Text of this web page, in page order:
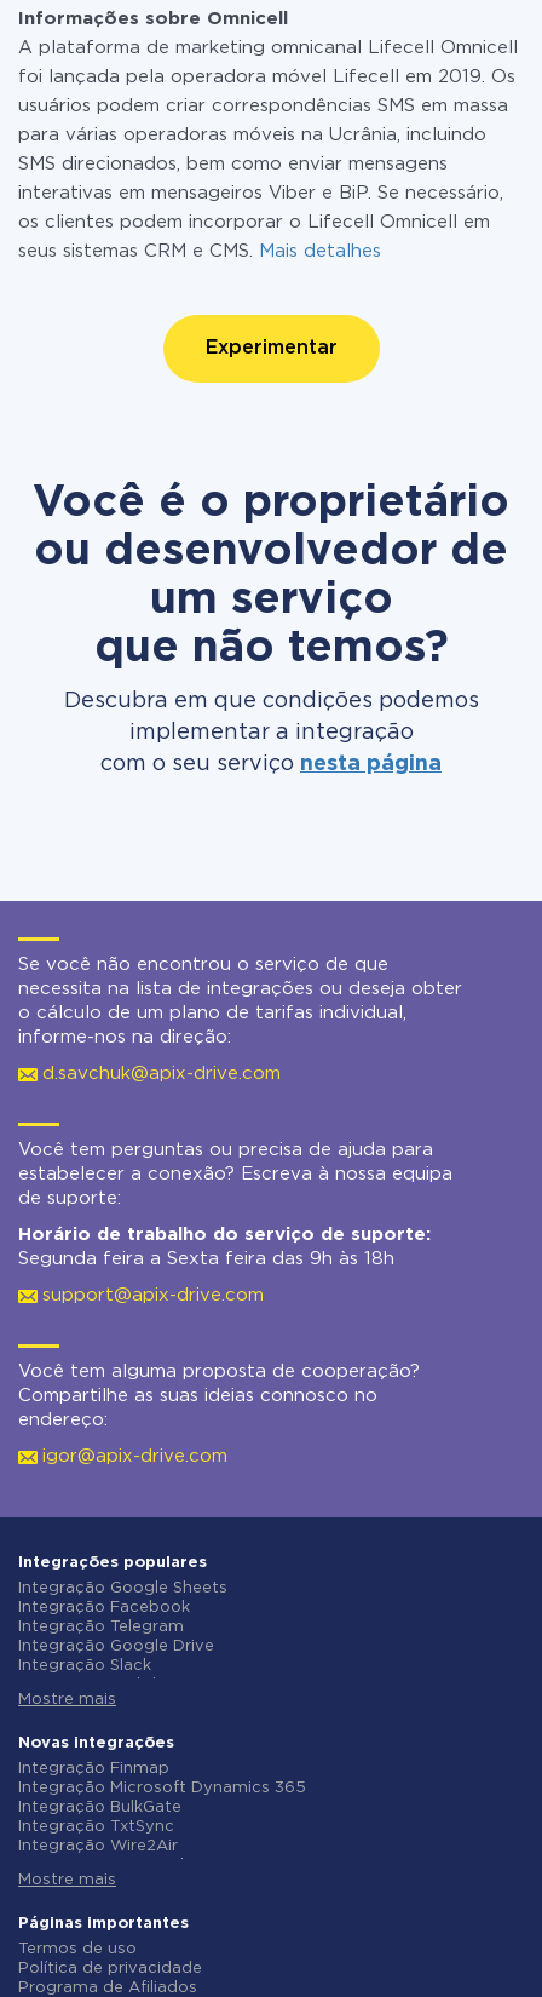
Informações sobre Omnicell
A plataforma de marketing omnicanal Lifecell Omnicell
foi lançada pela operadora móvel Lifecell em 2019. Os
usuários podem criar correspondências SMS em massa
para várias operadoras móveis na Ucrânia, incluindo
SMS direcionados, bem como enviar mensagens
interativas em mensageiros Viber e BiP. Se necessário,
os clientes podem incorporar o Lifecell Omnicell em
seus sistemas CRM e CMS.
Mais detalhes
Experimentar
Você é o proprietário
ou desenvolvedor de
um serviço
que não temos?
Descubra em que condições podemos
implementar a integração
com o seu serviço nesta página
Se você não encontrou o serviço de que
necessita na lista de integrações ou deseja obter
o cálculo de um plano de tarifas individual,
informe-nos na direção:
d.savchuk@apix-drive.com
Você tem perguntas ou precisa de ajuda para
estabelecer a conexão? Escreva à nossa equipa
de suporte:
Horário de trabalho do serviço de suporte:
Segunda feira a Sexta feira das 9h às 18h
support@apix-drive.com
Você tem alguma proposta de cooperação?
Compartilhe as suas ideias connosco no
endereço:
igor@apix-drive.com
Integrações populares
Integração Google Sheets
Integração Facebook
Integração Telegram
Integração Google Drive
Integração Slack
Integração Gmail
Integração ClickUp
Integração Airtable
Integração Google Contacts
Integração OpenAI (ChatGPT)
Integração Instagram
Integração ActiveCampaign
Integração Typeform
Integração Salesforce CRM
Integração Notion
Integração AWeber
Integração Asana
Mostre mais
Novas integrações
Integração Finmap
Integração Microsoft Dynamics 365
Integração BulkGate
Integração TxtSync
Integração Wire2Air
Integração Infobip
Integração AtomPark
Integração TXTImpact
Integração Campaign Monitor
Integração CM.com
Mostre mais
Páginas importantes
Termos de uso
Política de privacidade
Programa de Afiliados